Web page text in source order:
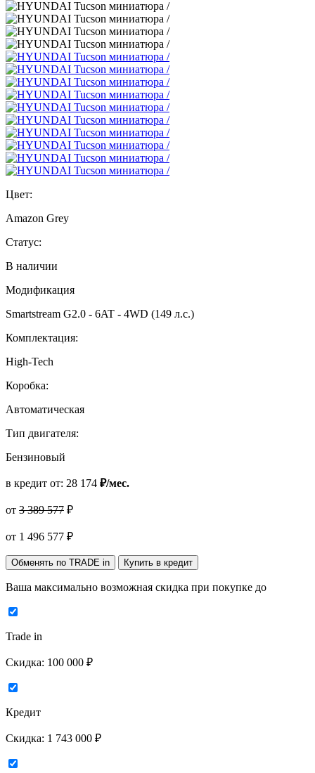
Цвет:
Amazon Grey
Статус:
В наличии
Модификация
Smartstream G2.0 - 6AT - 4WD (149 л.с.)
Комплектация:
High-Tech
Коробка:
Автоматическая
Тип двигателя:
Бензиновый
в кредит от: 28 174 ₽/мес.
от 3 389 577 ₽
от 1 496 577 ₽
Обменять по TRADE in Купить в кредит
Ваша максимально возможная скидка при покупке до
Trade in
Скидка: 100 000 ₽
Кредит
Скидка: 1 743 000 ₽